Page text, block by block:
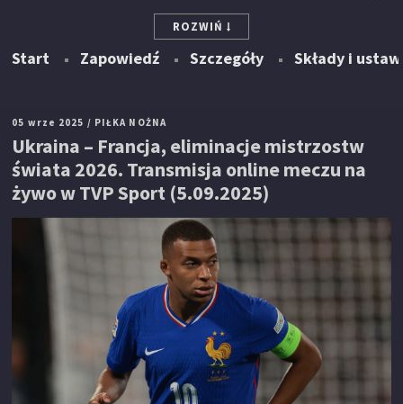
ROZWIŃ
Start Zapowiedź Szczegóły Składy i
05 wrze 2025 / PIŁKA NOŻNA
Ukraina – Francja, eliminacje mistrzostw
świata 2026. Transmisja online meczu na
żywo w TVP Sport (5.09.2025)